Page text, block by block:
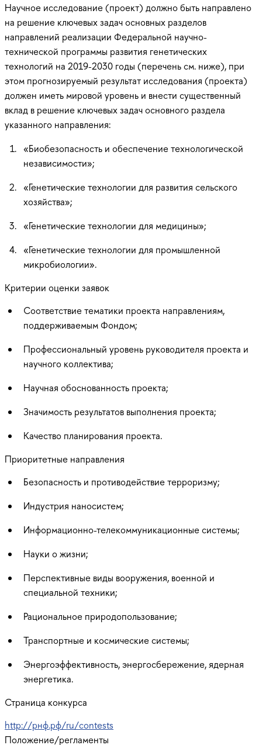
Научное исследование (проект) должно быть направлено
на решение ключевых задач основных разделов
направлений реализации Федеральной научно-
технической программы развития генетических
технологий на 2019-2030 годы (перечень см. ниже), при
этом прогнозируемый результат исследования (проекта)
должен иметь мировой уровень и внести существенный
вклад в решение ключевых задач основного раздела
указанного направления:
«Биобезопасность и обеспечение технологической
независимости»;
«Генетические технологии для развития сельского
хозяйства»;
«Генетические технологии для медицины»;
«Генетические технологии для промышленной
микробиологии».
Критерии оценки заявок
Соответствие тематики проекта направлениям,
поддерживаемым Фондом;
Профессиональный уровень руководителя проекта и
научного коллектива;
Научная обоснованность проекта;
Значимость результатов выполнения проекта;
Качество планирования проекта.
Приоритетные направления
Безопасность и противодействие терроризму;
Индустрия наносистем;
Информационно-телекоммуникационные системы;
Науки о жизни;
Перспективные виды вооружения, военной и
специальной техники;
Рациональное природопользование;
Транспортные и космические системы;
Энергоэффективность, энергосбережение, ядерная
энергетика.
Страница конкурса
http://рнф.рф/ru/contests
Положение/регламенты